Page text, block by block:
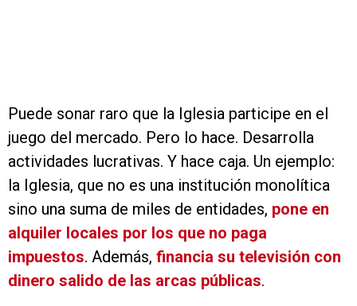
Puede sonar raro que la Iglesia participe en el
juego del mercado. Pero lo hace. Desarrolla
actividades lucrativas. Y hace caja. Un ejemplo:
la Iglesia, que no es una institución monolítica
sino una suma de miles de entidades, pone en
alquiler locales por los que no paga
impuestos. Además, financia su televisión con
dinero salido de las arcas públicas.